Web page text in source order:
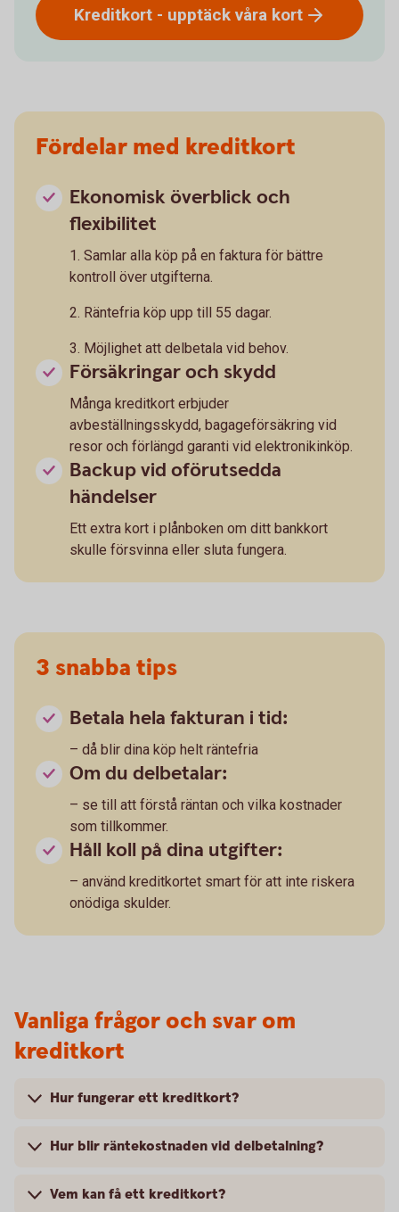
Kreditkort - upptäck våra kort
Fördelar med kreditkort
Ekonomisk överblick och
flexibilitet
1. Samlar alla köp på en faktura för bättre
kontroll över utgifterna.
2. Räntefria köp upp till 55 dagar.
3. Möjlighet att delbetala vid behov.
Försäkringar och skydd
Många kreditkort erbjuder
avbeställningsskydd, bagageförsäkring vid
resor och förlängd garanti vid elektronikinköp.
Backup vid oförutsedda
händelser
Ett extra kort i plånboken om ditt bankkort
skulle försvinna eller sluta fungera.
3 snabba tips
Betala hela fakturan i tid:
– då blir dina köp helt räntefria
Om du delbetalar:
– se till att förstå räntan och vilka kostnader
som tillkommer.
Håll koll på dina utgifter:
– använd kreditkortet smart för att inte riskera
onödiga skulder.
Vanliga frågor och svar om
kreditkort
Hur fungerar ett kreditkort?
Hur blir räntekostnaden vid delbetalning?
Vem kan få ett kreditkort?